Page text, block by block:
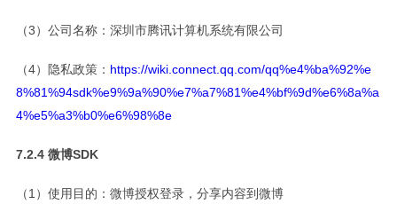
（3）公司名称：深圳市腾讯计算机系统有限公司
（4）隐私政策： https://wiki.connect.qq.com/qq%e4%ba%92%e
8%81%94sdk%e9%9a%90%e7%a7%81%e4%bf%9d%e6%8a%a
4%e5%a3%b0%e6%98%8e
7.2.4 微博SDK
（1）使用目的：微博授权登录，分享内容到微博